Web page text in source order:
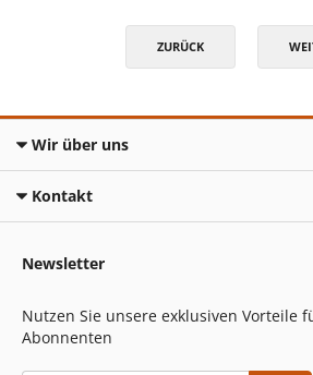
ZURÜCK
Wir über uns
Kontakt
Newsletter
Nutzen Sie unsere exklusiven Vorteile
Abonnenten